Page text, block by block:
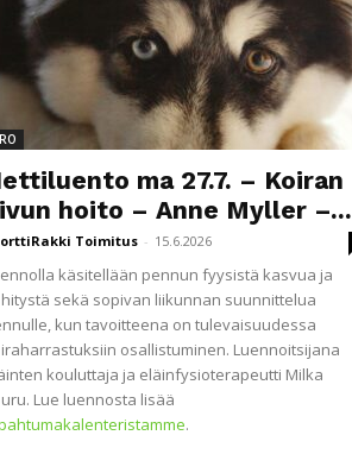
ma 27.7. – Koiran
hoito – Anne Myller –...
Toimitus - 15.6.2026
käsitellään pennun fyysistä kasvua ja
sekä sopivan liikunnan suunnittelua
kun tavoitteena on tulevaisuudessa
osallistuminen. Luennoitsijana
kouluttaja ja eläinfysioterapeutti Milka
Lue luennosta lisää
.